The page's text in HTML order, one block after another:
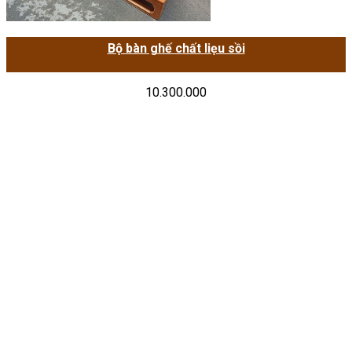
Bộ bàn ghế chất liẹu sồi
10.300.000